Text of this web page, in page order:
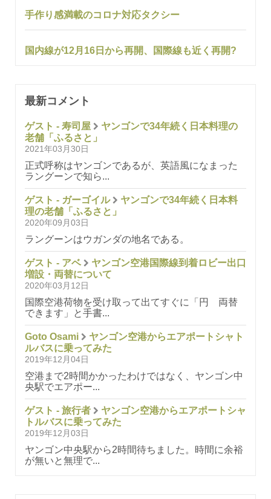
手作り感満載のコロナ対応タクシー
国内線が12月16日から再開、国際線も近く再開?
最新コメント
ゲスト - 寿司屋
ヤンゴンで34年続く日本料理の
老舗「ふるさと」
2021年03月30日
正式呼称はヤンゴンであるが、英語風になまった
ラングーンで知ら...
ゲスト - ガーゴイル
ヤンゴンで34年続く日本料
理の老舗「ふるさと」
2020年09月03日
ラングーンはウガンダの地名である。
ゲスト - アベ
ヤンゴン空港国際線到着ロビー出口
増設・両替について
2020年03月12日
国際空港荷物を受け取って出てすぐに「円 両替
できます」と手書...
Goto Osami
ヤンゴン空港からエアポートシャト
ルバスに乗ってみた
2019年12月04日
空港まで2時間かかったわけではなく、ヤンゴン中
央駅でエアポー...
ゲスト - 旅行者
ヤンゴン空港からエアポートシャ
トルバスに乗ってみた
2019年12月03日
ヤンゴン中央駅から2時間待ちました。時間に余裕
が無いと無理で...